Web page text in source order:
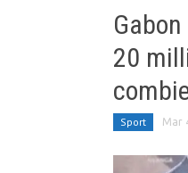
20
Sport Mar